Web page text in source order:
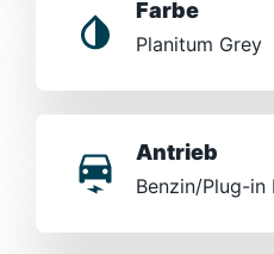
Farbe
Planitum Grey
Antrieb
Benzin/Plug-in